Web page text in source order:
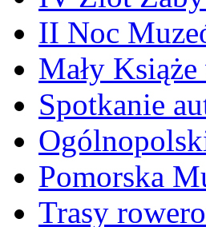
II Noc
Mały
Spotkanie
Pomorska
Trasy